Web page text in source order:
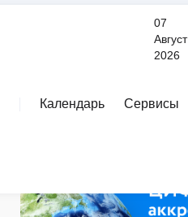
07
Август
2026
Календарь Сервисы